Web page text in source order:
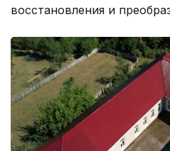
восстановления и